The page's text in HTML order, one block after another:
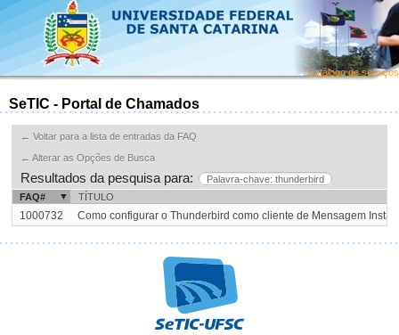
Catálogo de serviços
SeTIC - Portal de Chamados
← Voltar para a lista de entradas da FAQ
← Alterar as Opções de Busca
Resultados da pesquisa para:
Palavra-chave: thunderbird
FAQ#
TÍTULO
1000732 Como configurar o Thunderbird como cliente de Mensagem